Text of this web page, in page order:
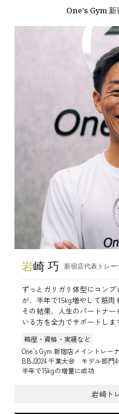
One's Gym 新
岩崎 巧 新宿店代表トレー
ずっとガリガリ体型にコン
が、半年で15kg増やして筋
その結果、人生のパートナ
いる方を全力でサポートしま
略歴・資格・実績など
One’s Gym 新宿店メイントレー
BBJ2024 千葉大会 モデル部門
半年で15kgの増量に成功
岩崎ト